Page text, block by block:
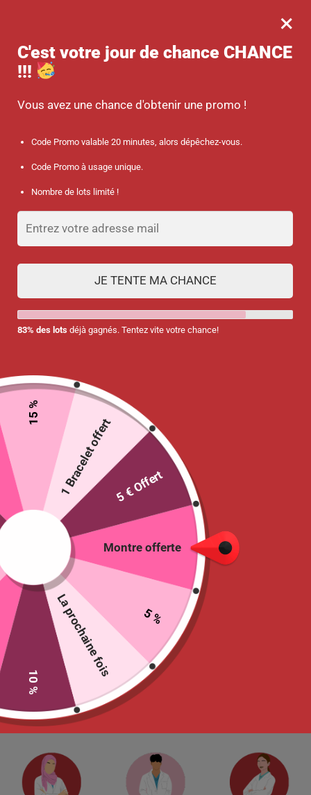
0
-10 % sur votre commande dès 45 € d’achat avec le code promo :
SANTÉ
Montre à pois pour infirmière avec
cadran assorti
Sélectionne
Rose Bleu Violet
Ajouter au panier
Ne tardez pas
00
Jour
: 00
Heures
: 09
Minutes
: 52
×
C'est votre jour de chance CHANCE
!!!
Vous avez une chance d'obtenir une promo !
Code Promo valable 20 minutes, alors dépêchez-vous.
Code Promo à usage unique.
Nombre de lots limité !
JE TENTE MA CHANCE
83% des lots déjà gagnés. Tentez vite votre chance!
Montre offerte
5 %
La prochaine fois
10 %
15 %
1 Bracelet offert5 € Offert